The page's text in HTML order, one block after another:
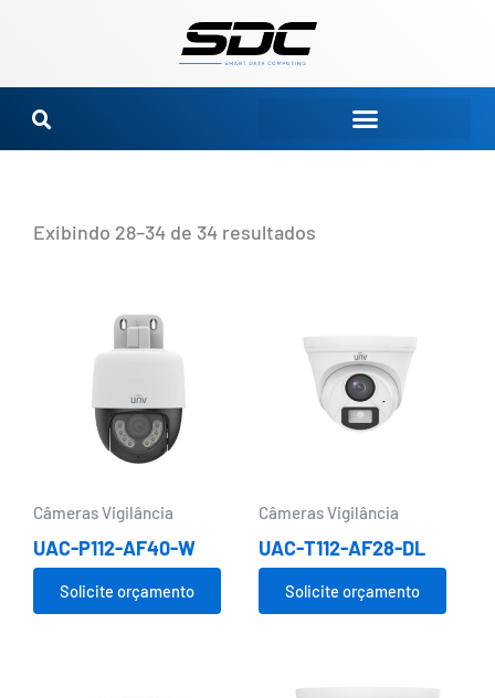
conteúdo
Exibindo 28–34 de 34 resultados
Câmeras Vigilância
UAC-P112-AF40-W
Solicite orçamento
Câmeras Vigilância
UAC-T112-AF28-DL
Solicite orçamento